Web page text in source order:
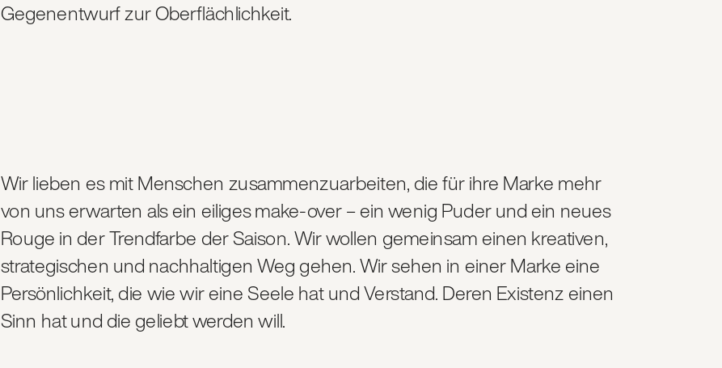
Wir lieben es mit Menschen zusammenzuarbeiten, die für ihre Marke mehr
von uns erwarten als ein eiliges make-over – ein wenig Puder und ein neues
Rouge in der Trendfarbe der Saison. Wir wollen gemeinsam einen kreativen,
strategischen und nachhaltigen Weg gehen. Wir sehen in einer Marke eine
Persönlichkeit, die wie wir eine Seele hat und Verstand. Deren Existenz einen